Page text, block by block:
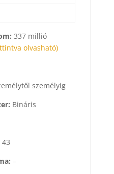
337 millió
olvasható)
személyig
Bináris
43
–